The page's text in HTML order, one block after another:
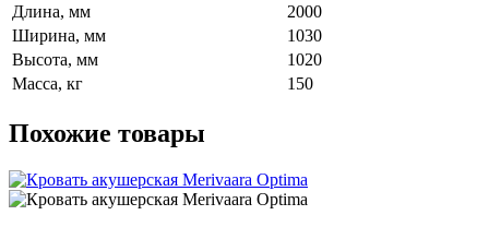
Длина, мм
2000
Ширина, мм
1030
Высота, мм
1020
Масса, кг
150
Похожие товары